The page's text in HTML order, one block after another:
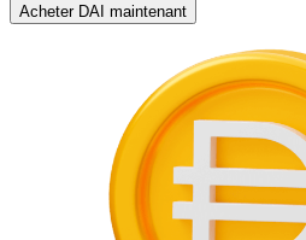
Acheter DAI maintenant